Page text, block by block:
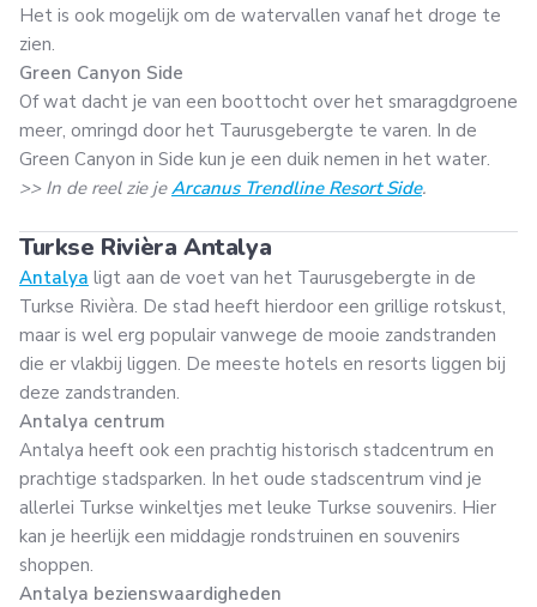
Het is ook mogelijk om de watervallen vanaf het droge te
zien.
Green Canyon Side
Of wat dacht je van een boottocht over het smaragdgroene
meer, omringd door het Taurusgebergte te varen. In de
Green Canyon in Side kun je een duik nemen in het water.
>> In de reel zie jeArcanus Trendline Resort Side.
Turkse Rivièra Antalya
Antalya ligt aan de voet van het Taurusgebergte in de
Turkse Rivièra. De stad heeft hierdoor een grillige rotskust,
maar is wel erg populair vanwege de mooie zandstranden
die er vlakbij liggen. De meeste hotels en resorts liggen bij
deze zandstranden.
Antalya centrum
Antalya heeft ook een prachtig historisch stadcentrum en
prachtige stadsparken. In het oude stadscentrum vind je
allerlei Turkse winkeltjes met leuke Turkse souvenirs. Hier
kan je heerlijk een middagje rondstruinen en souvenirs
shoppen.
Antalya bezienswaardigheden